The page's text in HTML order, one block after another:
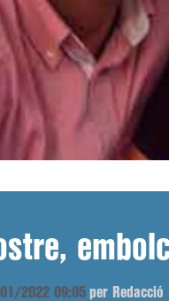
2022 09:05 per Redacció